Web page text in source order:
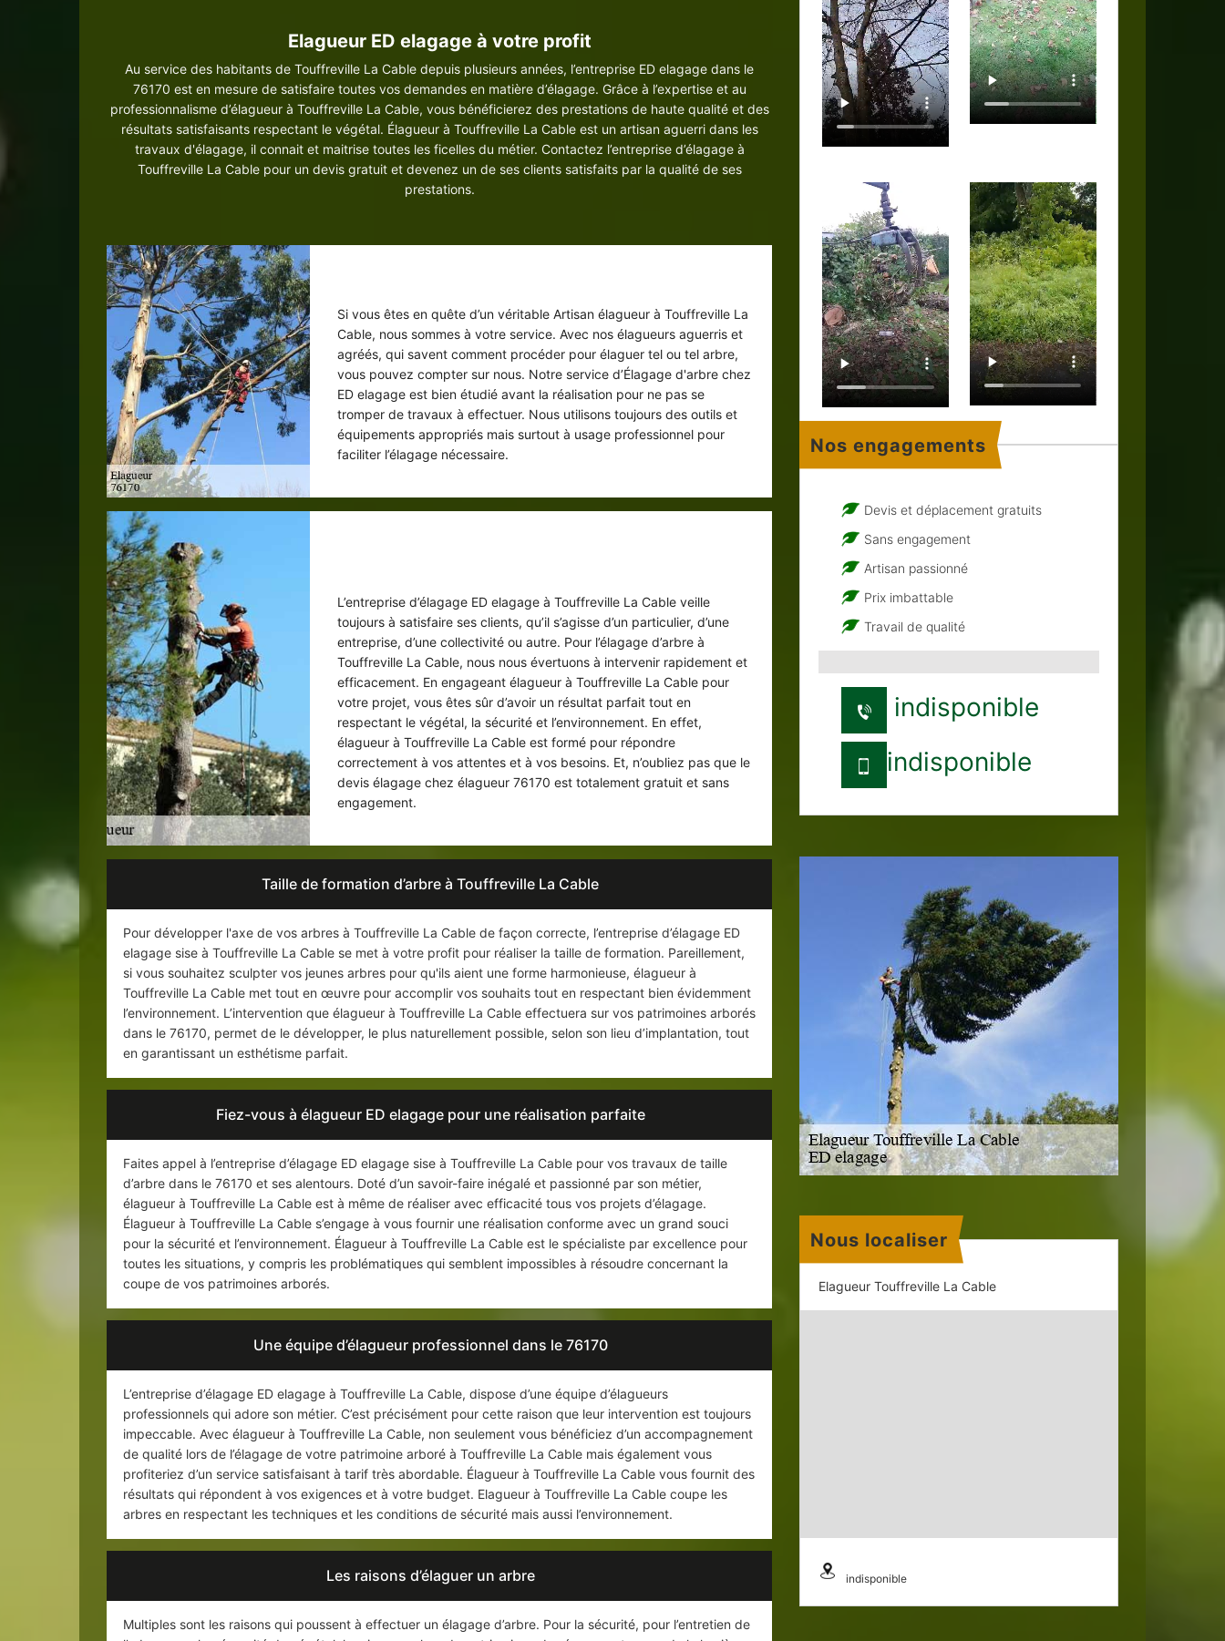
Elagueur ED elagage à votre profit
Au service des habitants de Touffreville La Cable depuis plusieurs années, l’entreprise ED elagage dans le
76170 est en mesure de satisfaire toutes vos demandes en matière d’élagage. Grâce à l’expertise et au
professionnalisme d’élagueur à Touffreville La Cable, vous bénéficierez des prestations de haute qualité et des
résultats satisfaisants respectant le végétal. Élagueur à Touffreville La Cable est un artisan aguerri dans les
travaux d'élagage, il connait et maitrise toutes les ficelles du métier. Contactez l’entreprise d’élagage à
Touffreville La Cable pour un devis gratuit et devenez un de ses clients satisfaits par la qualité de ses
prestations.
Si vous êtes en quête d’un véritable Artisan élagueur à Touffreville La
Cable, nous sommes à votre service. Avec nos élagueurs aguerris et
agréés, qui savent comment procéder pour élaguer tel ou tel arbre,
vous pouvez compter sur nous. Notre service d’Élagage d'arbre chez
ED elagage est bien étudié avant la réalisation pour ne pas se
tromper de travaux à effectuer. Nous utilisons toujours des outils et
équipements appropriés mais surtout à usage professionnel pour
faciliter l’élagage nécessaire.
L’entreprise d’élagage ED elagage à Touffreville La Cable veille
toujours à satisfaire ses clients, qu’il s’agisse d’un particulier, d’une
entreprise, d’une collectivité ou autre. Pour l’élagage d’arbre à
Touffreville La Cable, nous nous évertuons à intervenir rapidement et
efficacement. En engageant élagueur à Touffreville La Cable pour
votre projet, vous êtes sûr d’avoir un résultat parfait tout en
respectant le végétal, la sécurité et l’environnement. En effet,
élagueur à Touffreville La Cable est formé pour répondre
correctement à vos attentes et à vos besoins. Et, n’oubliez pas que le
devis élagage chez élagueur 76170 est totalement gratuit et sans
engagement.
Taille de formation d’arbre à Touffreville La Cable
Pour développer l'axe de vos arbres à Touffreville La Cable de façon correcte, l’entreprise d’élagage ED
elagage sise à Touffreville La Cable se met à votre profit pour réaliser la taille de formation. Pareillement,
si vous souhaitez sculpter vos jeunes arbres pour qu'ils aient une forme harmonieuse, élagueur à
Touffreville La Cable met tout en œuvre pour accomplir vos souhaits tout en respectant bien évidemment
l’environnement. L’intervention que élagueur à Touffreville La Cable effectuera sur vos patrimoines arborés
dans le 76170, permet de le développer, le plus naturellement possible, selon son lieu d’implantation, tout
en garantissant un esthétisme parfait.
Fiez-vous à élagueur ED elagage pour une réalisation parfaite
Faites appel à l’entreprise d’élagage ED elagage sise à Touffreville La Cable pour vos travaux de taille
d’arbre dans le 76170 et ses alentours. Doté d’un savoir-faire inégalé et passionné par son métier,
élagueur à Touffreville La Cable est à même de réaliser avec efficacité tous vos projets d’élagage.
Élagueur à Touffreville La Cable s’engage à vous fournir une réalisation conforme avec un grand souci
pour la sécurité et l’environnement. Élagueur à Touffreville La Cable est le spécialiste par excellence pour
toutes les situations, y compris les problématiques qui semblent impossibles à résoudre concernant la
coupe de vos patrimoines arborés.
Une équipe d’élagueur professionnel dans le 76170
L’entreprise d’élagage ED elagage à Touffreville La Cable, dispose d’une équipe d’élagueurs
professionnels qui adore son métier. C’est précisément pour cette raison que leur intervention est toujours
impeccable. Avec élagueur à Touffreville La Cable, non seulement vous bénéficiez d’un accompagnement
de qualité lors de l’élagage de votre patrimoine arboré à Touffreville La Cable mais également vous
profiteriez d’un service satisfaisant à tarif très abordable. Élagueur à Touffreville La Cable vous fournit des
résultats qui répondent à vos exigences et à votre budget. Elagueur à Touffreville La Cable coupe les
arbres en respectant les techniques et les conditions de sécurité mais aussi l’environnement.
Les raisons d’élaguer un arbre
Multiples sont les raisons qui poussent à effectuer un élagage d’arbre. Pour la sécurité, pour l’entretien de
Nos engagements
Devis et déplacement gratuits
Sans engagement
Artisan passionné
Prix imbattable
Travail de qualité
indisponible
indisponible
Nous localiser
Elagueur Touffreville La Cable
indisponible